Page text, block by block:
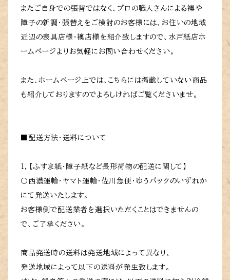
またご自身での張替ではなく、プロの職人さんによる襖や
障子の新調・張替えをご検討のお客様には、お住いの地域
近辺の表具店様・襖店様を紹介致しますので、水戸紙店ホ
ームページよりお気軽にお問い合わせください。
また、ホームページ上では、こちらには掲載していない商品
も紹介しておりますのでよろしければご覧くださいませ。
■配送方法・送料について
１，【ふすま紙・障子紙など長形荷物の配送に関して】
〇西濃運輸・ヤマト運輸・佐川急便・ゆうパックのいずれか
にて発送いたします。
お客様側で配送業者を選択いただくことはできませんの
で、ご了承ください。
商品発送時の送料は発送地域によって異なり、
発送地域によって以下の送料が発生致します。